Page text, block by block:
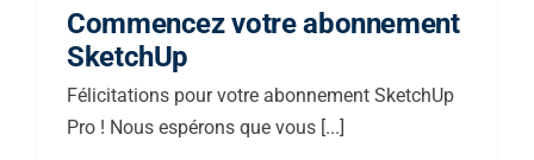
Commencez votre abonnement
SketchUp
Félicitations pour votre abonnement SketchUp
Pro ! Nous espérons que vous [...]